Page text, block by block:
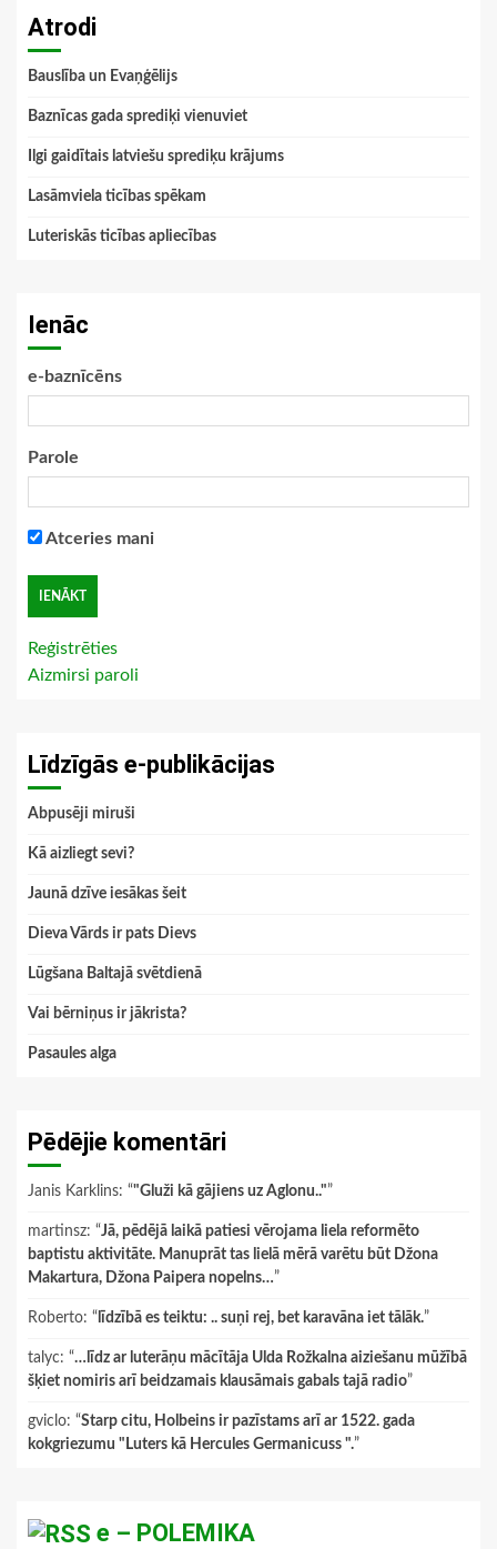
Atrodi
Bauslība un Evaņģēlijs
Baznīcas gada sprediķi vienuviet
Ilgi gaidītais latviešu sprediķu krājums
Lasāmviela ticības spēkam
Luteriskās ticības apliecības
Ienāc
e-baznīcēns
Parole
Atceries mani
Reģistrēties
Aizmirsi paroli
Līdzīgās e-publikācijas
Abpusēji miruši
Kā aizliegt sevi?
Jaunā dzīve iesākas šeit
Dieva Vārds ir pats Dievs
Lūgšana Baltajā svētdienā
Vai bērniņus ir jākrista?
Pasaules alga
Pēdējie komentāri
Janis Karklins: “"Gluži kā gājiens uz Aglonu.."”
martinsz: “Jā, pēdējā laikā patiesi vērojama liela reformēto
baptistu aktivitāte. Manuprāt tas lielā mērā varētu būt Džona
Makartura, Džona Paipera nopelns…”
Roberto: “ līdzībā es teiktu: .. suņi rej, bet karavāna iet tālāk.”
talyc: “…līdz ar luterāņu mācītāja Ulda Rožkalna aiziešanu mūžībā
šķiet nomiris arī beidzamais klausāmais gabals tajā radio”
gviclo: “Starp citu, Holbeins ir pazīstams arī ar 1522. gada
kokgriezumu "Luters kā Hercules Germanicuss ".”
e – POLEMIKA